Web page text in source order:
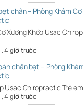
chân – Phòng Khám
Xương Khớp Usac
,4 giờ trước
chân bẹt – Phòng
Usac Chiropractic Trẻ
,4 giờ trước